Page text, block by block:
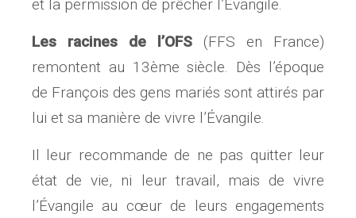
et la permission de prêcher l’Évangile.
Les racines de l’OFS (FFS en France)
remontent au 13ème siècle. Dès l’époque
de François des gens mariés sont attirés par
lui et sa manière de vivre l’Évangile.
Il leur recommande de ne pas quitter leur
état de vie, ni leur travail, mais de vivre
l’Évangile au cœur de leurs engagements